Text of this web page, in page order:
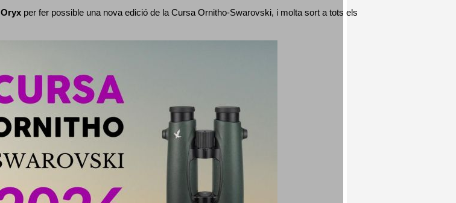
Oryx per fer possible una nova edició de la Cursa Ornitho-Swarovski, i molta sort a tots els